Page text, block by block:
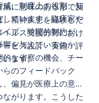
に意味のある形で反
精神疾患を経験した
ルス支援分野におけ
ビス設計・実施・評
います。
、制度上の役割、知
ています。臨床家や
プ、時間的制約が、
を与えているのか
な省察の機会、チー
のフィードバック
偏見が医療上の意思
がります。こうした